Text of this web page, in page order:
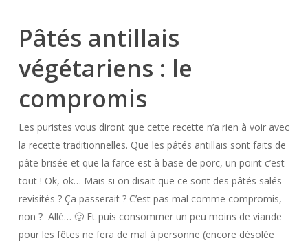
Pâtés antillais
végétariens : le
compromis
Les puristes vous diront que cette recette n’a rien à voir avec
la recette traditionnelles. Que les pâtés antillais sont faits de
pâte brisée et que la farce est à base de porc, un point c’est
tout ! Ok, ok… Mais si on disait que ce sont des pâtés salés
revisités ? Ça passerait ? C’est pas mal comme compromis,
non ? Allé… 🙂 Et puis consommer un peu moins de viande
pour les fêtes ne fera de mal à personne (encore désolée